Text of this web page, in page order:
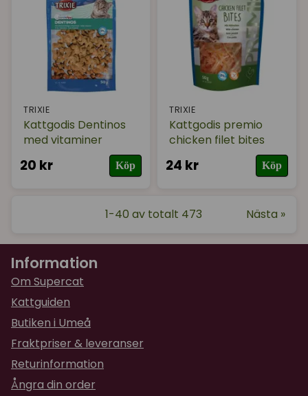
TRIXIE
Kattgodis Dentinos
med vitaminer
20 kr Köp
TRIXIE
Kattgodis premio
chicken filet bites
24 kr Köp
1-40 av totalt 473 Nästa »
Information
Om Supercat
Kattguiden
Butiken i Umeå
Fraktpriser & leveranser
Returinformation
Ångra din order